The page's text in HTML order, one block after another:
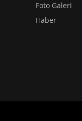
Foto Galeri
Haber